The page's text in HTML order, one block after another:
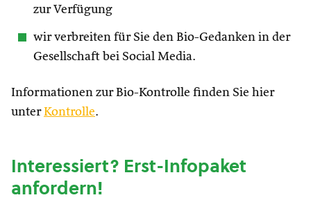
zur Verfügung
wir verbreiten für Sie den Bio-Gedanken in der
Gesellschaft bei Social Media.
Informationen zur Bio-Kontrolle finden Sie hier
unterKontrolle.
Interessiert? Erst-Infopaket
anfordern!